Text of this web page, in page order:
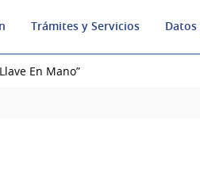
Trámites y Servicios
En Mano”